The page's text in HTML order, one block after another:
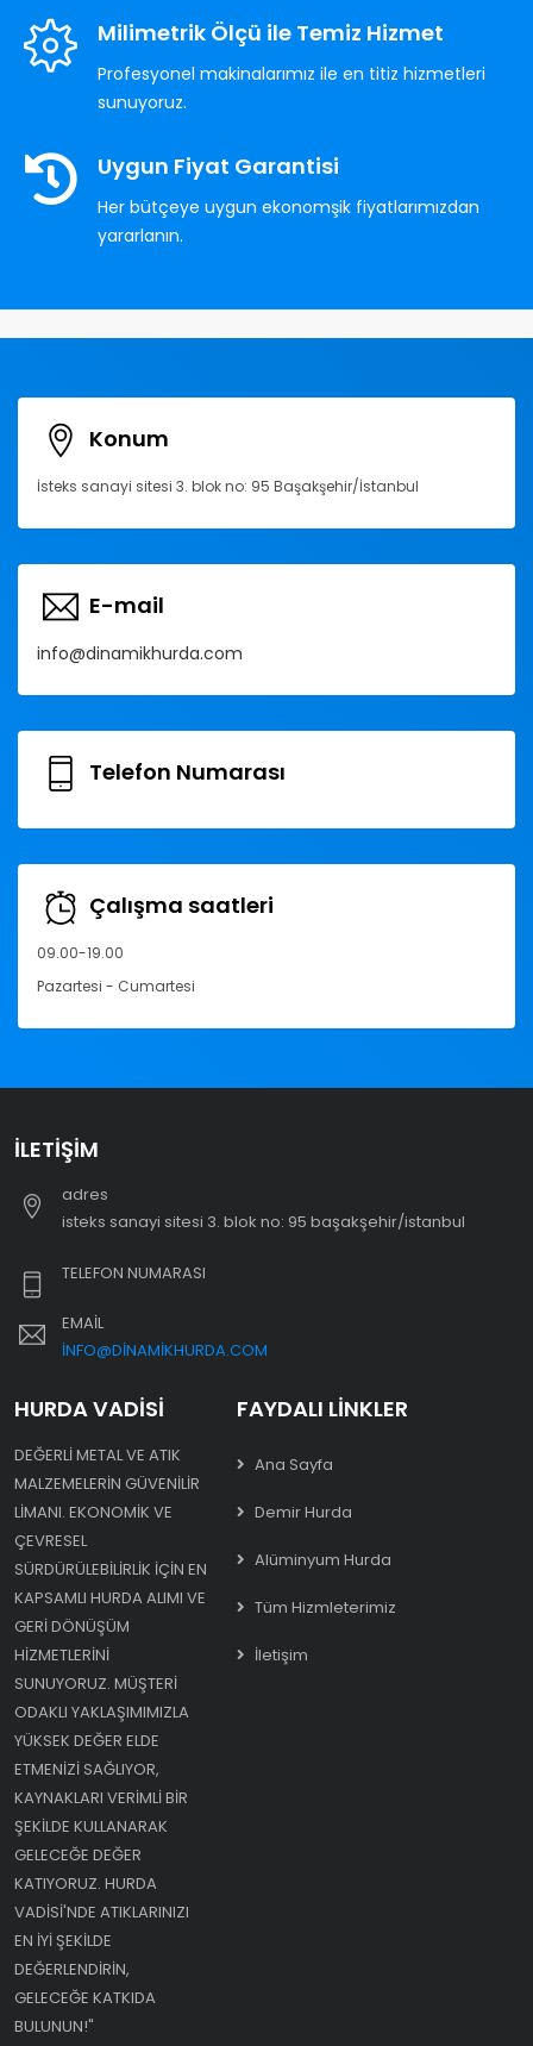
Milimetrik Ölçü ile Temiz Hizmet
Profesyonel makinalarımız ile en titiz hizmetleri
sunuyoruz.
Uygun Fiyat Garantisi
Her bütçeye uygun ekonomşik fiyatlarımızdan
yararlanın.
Konum
İsteks sanayi sitesi 3. blok no: 95 Başakşehir/İstanbul
E-mail
info@dinamikhurda.com
Telefon Numarası
Çalışma saatleri
09.00-19.00
Pazartesi - Cumartesi
İLETIŞIM
adres
i̇steks sanayi sitesi 3. blok no: 95 başakşehir/i̇stanbul
TELEFON NUMARASI
EMAIL
INFO@DINAMIKHURDA.COM
HURDA VADISI
DEĞERLI METAL VE ATIK
MALZEMELERIN GÜVENILIR
LIMANI. EKONOMIK VE
ÇEVRESEL
SÜRDÜRÜLEBILIRLIK IÇIN EN
KAPSAMLI HURDA ALIMI VE
GERI DÖNÜŞÜM
HIZMETLERINI
SUNUYORUZ. MÜŞTERI
ODAKLI YAKLAŞIMIMIZLA
YÜKSEK DEĞER ELDE
ETMENIZI SAĞLIYOR,
KAYNAKLARI VERIMLI BIR
ŞEKILDE KULLANARAK
GELECEĞE DEĞER
KATIYORUZ. HURDA
VADISI'NDE ATIKLARINIZI
EN IYI ŞEKILDE
DEĞERLENDIRIN,
GELECEĞE KATKIDA
BULUNUN!"
FAYDALI LINKLER
Ana Sayfa
Demir Hurda
Alüminyum Hurda
Tüm Hizmleterimiz
İletişim